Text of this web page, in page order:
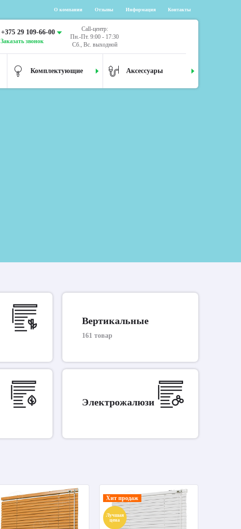
О компании Отзывы Информация Контакты
+375 29 109-66-00
Заказать звонок
Call-центр:
Пн.-Пт. 9:00 - 17:30
Сб., Вс. выходной
Комплектующие Аксессуары
Вертикальные
161 товар
Электрожалюзи
Хит продаж
Лучшая
цена